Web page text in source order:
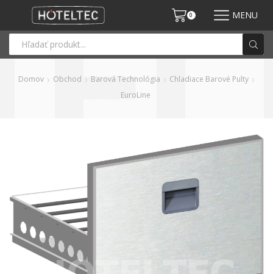
0 MENU
Domov Obchod Barová Technológia
Chladiace Barové Pulty
EuroLine